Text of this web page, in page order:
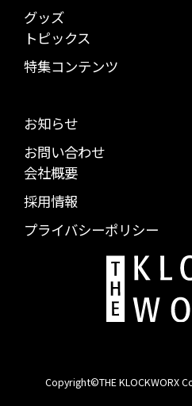
グッズ
トピックス
特集コンテンツ
お知らせ
お問い合わせ
会社概要
採用情報
プライバシーポリシー
Copyright©THE KLOCKWORX